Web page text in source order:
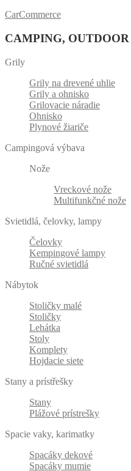
CarCommerce
CAMPING, OUTDOOR
Grily
Grily na drevené uhlie
Grily a ohnisko
Grilovacie náradie
Ohnisko
Plynové žiariče
Campingová výbava
Nože
Vreckové nože
Multifunkčné nože
Svietidlá, čelovky, lampy
Čelovky
Kempingové lampy
Ručné svietidlá
Nábytok
Stoličky malé
Stoličky
Lehátka
Stoly
Komplety
Hojdacie siete
Stany a prístřešky
Stany
Plážové prístrešky
Spacie vaky, karimatky
Spacáky dekové
Spacáky mumie